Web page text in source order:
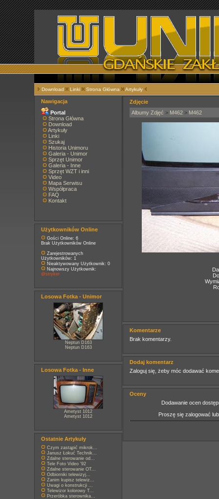
Download Linki Strona Główna Artykuły
Nawigacja
Portal
Strona Główna
Download
Artykuły
Linki
Szukaj
Historia Unimoru
Galeria - Unimor
Sprzęt Unimor
Galeria - Inne
Sprzęt WZT i inni
Video
Mapa Serwisu
Współpraca
FAQ
Kontakt
Użytkowników Online
Gości Online: 6
Brak Użytkowników Online
Zarejestrowanych
Użytkowników: 1
Nieaktywowany Użytkownik: 0
Najnowszy Użytkownik:
@stryker
Losowa Fotka - Unimor
Neptun D163
Neptun D163
Losowa Fotka - Inne
Ametyst 1012
Ametyst 1012
Ostatnie Artykuły
Czym zastąpić mikrok...
Janusz Łokuć Technik...
Zdalne sterowanie od...
Tele Foto Video '92
Zdalne sterowanie OT...
Odbiorniki telewizyj...
Zanim kupisz telewiz...
Uwagi o konstrukcji ...
Telewizor kolorowy T...
Przeróbka sterownika...
Zdjęcie
Albumy Zdjęć > M462 > M462
Komentarze
Brak komentarzy.
Dodaj komentarz
Zaloguj się, żeby móc dodawać
Oceny
Dodawanie ocen
Proszę się zalogować